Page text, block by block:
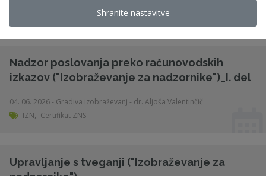
Nadzor poslovanja preko računovodskih
izkazov ("Izobraževanje za nadzornike")_I. del
04. 06. 2026 - Gradiva izobraževanj - dr. Aljoša Valentinčič
IZN, Certifikat ZNS
Upravljanje s tveganji ("Izobraževanje za
Shranite nastavitve